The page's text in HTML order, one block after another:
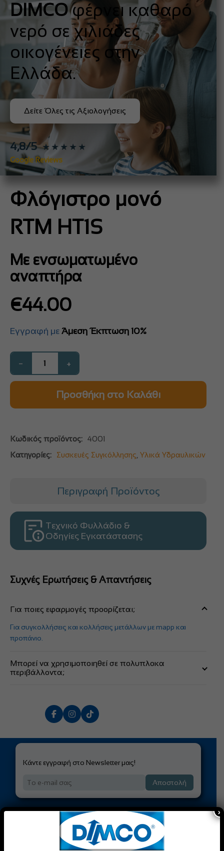
DIMCOφέρνει καθαρό
νερό σε χιλιάδες
οικογένειες στην
Ελλάδα.
Δείτε Όλες τις Αξιολογήσεις
4,8/5 ★★★★★
Google Reviews
Φλόγιστρο μονό
RTM HT1S
Με ενσωματωμένο
αναπτήρα
€44.00
Εγγραφή με Άμεση Έκπτωση 10%
− +
Προσθήκη στο Καλάθι
Κωδικός προϊόντος: 4001
Κατηγορίες:
Συσκευές Συγκόλλησης Υλικά Υδραυλικών
Περιγραφή Προϊόντος
Τεχνικό Φυλλάδιο &
Οδηγίες Εγκατάστασης
Συχνές Ερωτήσεις & Απαντήσεις
Για ποιες εφαρμογές προορίζεται;
Για συγκολλήσεις και κολλήσεις μετάλλων με mapp και
προπάνιο.
Μπορεί να χρησιμοποιηθεί σε πολυπλοκα
περιβάλλοντα;
Κάντε εγγραφή στο Newsletter μας!
Αποστολή
Είσαι Επαγγελματίας;
Γίνε Μέλος της
×